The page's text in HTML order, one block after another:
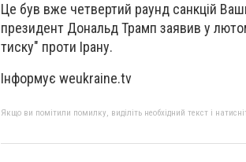
Це був вже четвертий раунд санкцій
президент Дональд Трамп заявив у
тиску" проти Ірану.
Інформує weukraine.tv
Якщо ви помітили помилку, виділіть необхідний текст і